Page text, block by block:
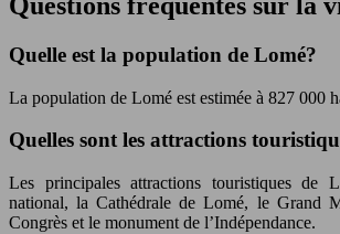
Quelle est la population de Lomé?
La population de Lomé est estimée à 827 000
Quelles sont les attractions
Les principales attractions touristiques de
national, la Cathédrale de Lomé, le Grand
Congrès et le monument de l’Indépendance.